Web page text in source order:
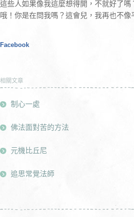
這些人如果像我這麼想得開，不就好了嗎
哦！你是在問我嗎？這會兒，我再也不
Facebook
相關文章
制心一處
佛法面對苦的方法
元機比丘尼
追思常覺法師